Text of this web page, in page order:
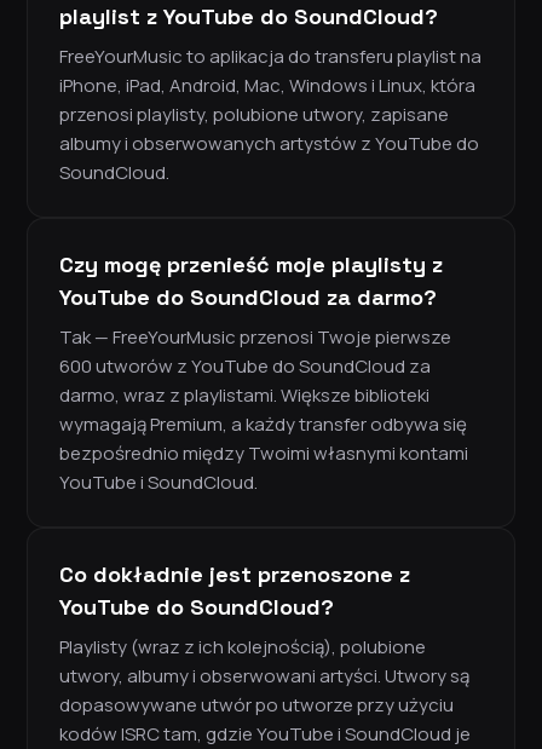
playlist z YouTube do SoundCloud?
FreeYourMusic to aplikacja do transferu playlist na
iPhone, iPad, Android, Mac, Windows i Linux, która
przenosi playlisty, polubione utwory, zapisane
albumy i obserwowanych artystów z YouTube do
SoundCloud.
Czy mogę przenieść moje playlisty z
YouTube do SoundCloud za darmo?
Tak — FreeYourMusic przenosi Twoje pierwsze
600 utworów z YouTube do SoundCloud za
darmo, wraz z playlistami. Większe biblioteki
wymagają Premium, a każdy transfer odbywa się
bezpośrednio między Twoimi własnymi kontami
YouTube i SoundCloud.
Co dokładnie jest przenoszone z
YouTube do SoundCloud?
Playlisty (wraz z ich kolejnością), polubione
utwory, albumy i obserwowani artyści. Utwory są
dopasowywane utwór po utworze przy użyciu
kodów ISRC tam, gdzie YouTube i SoundCloud je